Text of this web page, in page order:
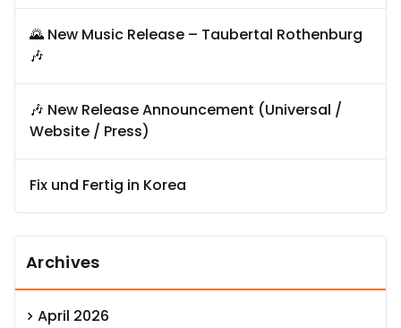
🌄 New Music Release – Taubertal Rothenburg
🎶
🎶 New Release Announcement (Universal /
Website / Press)
Fix und Fertig in Korea
Archives
April 2026